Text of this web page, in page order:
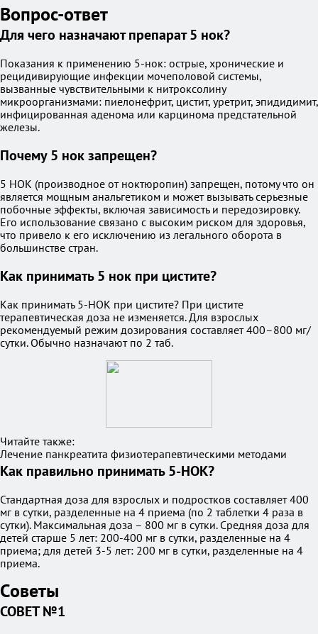
Вопрос-ответ
Для чего назначают препарат 5 нок?
Показания к применению 5-нок: острые, хронические и
рецидивирующие инфекции мочеполовой системы,
вызванные чувствительными к нитроксолину
микроорганизмами: пиелонефрит, цистит, уретрит, эпидидимит,
инфицированная аденома или карцинома предстательной
железы.
Почему 5 нок запрещен?
5 НОК (производное от ноктюропин) запрещен, потому что он
является мощным анальгетиком и может вызывать серьезные
побочные эффекты, включая зависимость и передозировку.
Его использование связано с высоким риском для здоровья,
что привело к его исключению из легального оборота в
большинстве стран.
Как принимать 5 нок при цистите?
Как принимать 5-НОК при цистите? При цистите
терапевтическая доза не изменяется. Для взрослых
рекомендуемый режим дозирования составляет 400–800 мг/
сутки. Обычно назначают по 2 таб.
Читайте также:
Лечение панкреатита физиотерапевтическими методами
Как правильно принимать 5-НОК?
Стандартная доза для взрослых и подростков составляет 400
мг в сутки, разделенные на 4 приема (по 2 таблетки 4 раза в
сутки). Максимальная доза – 800 мг в сутки. Средняя доза для
детей старше 5 лет: 200-400 мг в сутки, разделенные на 4
приема; для детей 3-5 лет: 200 мг в сутки, разделенные на 4
приема.
Советы
СОВЕТ №1